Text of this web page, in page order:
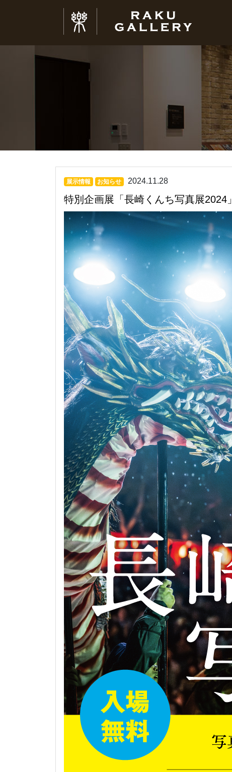
展示情報 お知らせ 2024.11.28
特別企画展「長崎くんち写真展2024」